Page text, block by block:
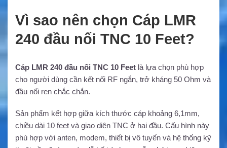
Vì sao nên chọn Cáp LMR
240 đầu nối TNC 10 Feet?
Cáp LMR 240 đầu nối TNC 10 Feet là lựa chọn phù hợp
cho người dùng cần kết nối RF ngắn, trở kháng 50 Ohm và
đầu nối ren chắc chắn.
Sản phẩm kết hợp giữa kích thước cáp khoảng 6,1mm,
chiều dài 10 feet và giao diện TNC ở hai đầu. Cấu hình này
phù hợp với anten, modem, thiết bị vô tuyến và hệ thống kỹ